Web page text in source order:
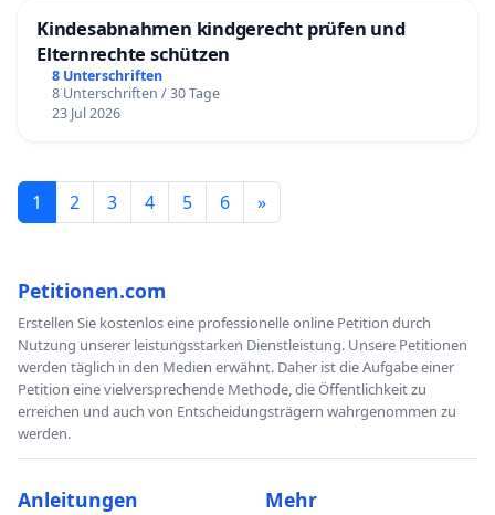
Kindesabnahmen kindgerecht prüfen und
Elternrechte schützen
8 Unterschriften
8 Unterschriften / 30 Tage
23 Jul 2026
1 2 3 4 5 6 »
Petitionen.com
Erstellen Sie kostenlos eine professionelle online Petition durch
Nutzung unserer leistungsstarken Dienstleistung. Unsere Petitionen
werden täglich in den Medien erwähnt. Daher ist die Aufgabe einer
Petition eine vielversprechende Methode, die Öffentlichkeit zu
erreichen und auch von Entscheidungsträgern wahrgenommen zu
werden.
Anleitungen Mehr